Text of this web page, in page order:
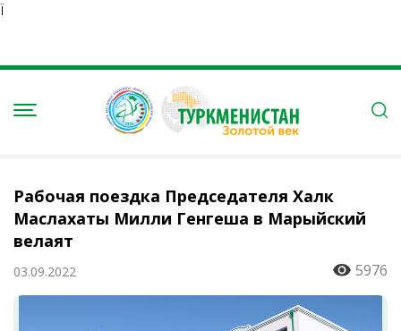
Ï
Рабочая поездка Председателя Халк
Маслахаты Милли Генгеша в Марыйский
велаят
03.09.2022 5976